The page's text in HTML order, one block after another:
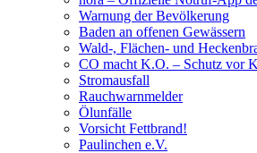
Warnung der Bevölkerung
Baden an offenen Gewässern
Wald-, Flächen- und
CO macht K.O. – Schutz vor
Stromausfall
Rauchwarnmelder
Ölunfälle
Vorsicht Fettbrand!
Paulinchen e.V.